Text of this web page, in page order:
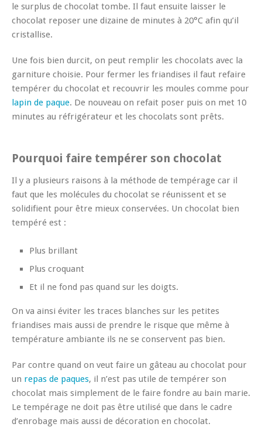
le surplus de chocolat tombe. Il faut ensuite laisser le
chocolat reposer une dizaine de minutes à 20°C afin qu’il
cristallise.
Une fois bien durcit, on peut remplir les chocolats avec la
garniture choisie. Pour fermer les friandises il faut refaire
tempérer du chocolat et recouvrir les moules comme pour
lapin de paque. De nouveau on refait poser puis on met 10
minutes au réfrigérateur et les chocolats sont prêts.
Pourquoi faire tempérer son chocolat
Il y a plusieurs raisons à la méthode de tempérage car il
faut que les molécules du chocolat se réunissent et se
solidifient pour être mieux conservées. Un chocolat bien
tempéré est :
Plus brillant
Plus croquant
Et il ne fond pas quand sur les doigts.
On va ainsi éviter les traces blanches sur les petites
friandises mais aussi de prendre le risque que même à
température ambiante ils ne se conservent pas bien.
Par contre quand on veut faire un gâteau au chocolat pour
un repas de paques, il n’est pas utile de tempérer son
chocolat mais simplement de le faire fondre au bain marie.
Le tempérage ne doit pas être utilisé que dans le cadre
d’enrobage mais aussi de décoration en chocolat.